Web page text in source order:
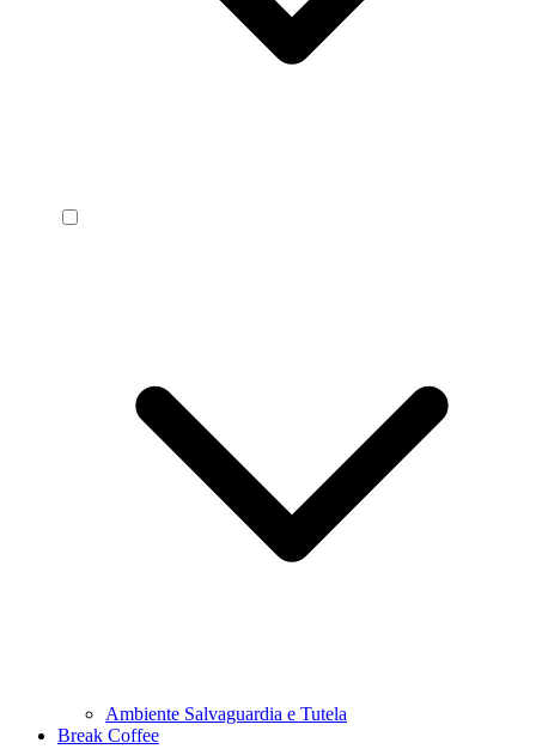
Ambiente Salvaguardia e Tutela
Break Coffee